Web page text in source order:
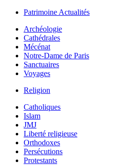
Patrimoine Actualités
Archéologie
Cathédrales
Mécénat
Notre-Dame de Paris
Sanctuaires
Voyages
Religion
Catholiques
Islam
JMJ
Liberté religieuse
Orthodoxes
Persécutions
Protestants